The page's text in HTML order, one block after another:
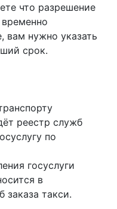
что разрешение
вам нужно указать
срок.
реестр служб
по
госуслуги
в
заказа такси.